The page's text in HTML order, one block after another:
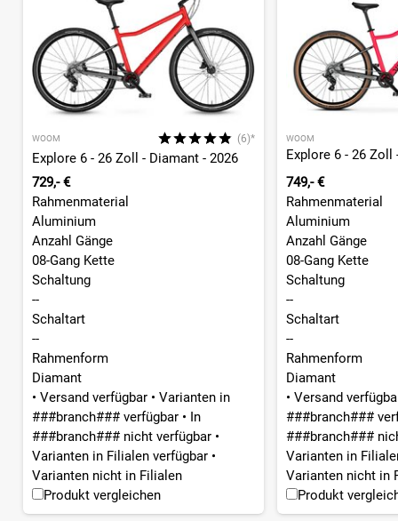
WOOM (6)*
Explore 6 - 26 Zoll - Diamant - 2026
729,- €
Rahmenmaterial
Aluminium
Anzahl Gänge
08-Gang Kette
Schaltung
--
Schaltart
--
Rahmenform
Diamant
• Versand verfügbar • Varianten in
###branch### verfügbar • In
###branch### nicht verfügbar •
Varianten in Filialen verfügbar •
Varianten nicht in Filialen
Produkt vergleichen
WOOM
Explore 6 - 26 Zoll
749,- €
Rahmenmaterial
Aluminium
Anzahl Gänge
08-Gang Kette
Schaltung
--
Schaltart
--
Rahmenform
Diamant
• Versand
###branch###
###branch###
Varianten in
Varianten nicht in
Produkt